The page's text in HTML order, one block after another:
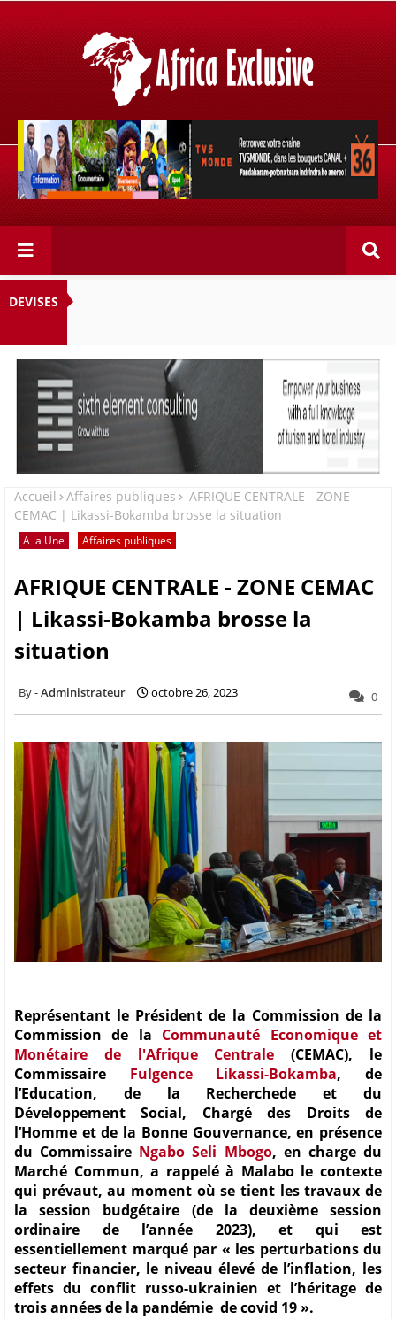
Retrouvez votre chaîne @TV5MONDE, dans les bouquets
CANAL+ 36 . Fandaharam-potoana tsara indrindra ho
anareo!
DEVISES
Accueil Affaires publiques
AFRIQUE CENTRALE - ZONE
CEMAC | Likassi-Bokamba brosse la situation
A la Une Affaires publiques
AFRIQUE CENTRALE - ZONE CEMAC
| Likassi-Bokamba brosse la
situation
Administrateur octobre 26, 2023 0
Représentant le Président de la Commission de la
Commission de la Communauté Economique et
Monétaire de l'Afrique Centrale (CEMAC), le
Commissaire Fulgence Likassi-Bokamba, de
l’Education, de la Recherchede et du
Développement Social, Chargé des Droits de
l’Homme et de la Bonne Gouvernance, en présence
du Commissaire Ngabo Seli Mbogo, en charge du
Marché Commun, a rappelé à Malabo le contexte
qui prévaut, au moment où se tient les travaux de
la session budgétaire (de la deuxième session
ordinaire de l’année 2023), et qui est
essentiellement marqué par « les perturbations du
secteur financier, le niveau élevé de l’inflation, les
effets du conflit russo-ukrainien et l’héritage de
trois années de la pandémie de covid 19 ».